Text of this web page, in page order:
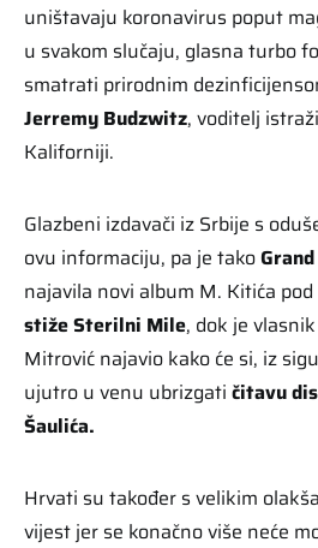
uništavaju koronavirus poput
u svakom slučaju, glasna turbo
smatrati prirodnim
Jerremy Budzwitz, voditelj
Kaliforniji.
Glazbeni izdavači iz Srbije s
ovu informaciju, pa je tako
najavila novi album M. Kitića
stiže Sterilni Mile, dok je
Mitrović najavio kako će si, iz
ujutro u venu ubrizgati čitavu
Šaulića.
Hrvati su također s velikim
vijest jer se konačno više neće